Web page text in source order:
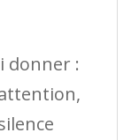
donner :